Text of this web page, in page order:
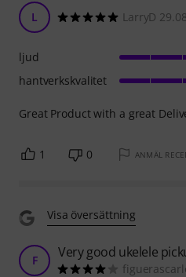
L LarryD
Great Product with a great
ljud
hantverkskvalitet
1 0 ANMÄL
Visa översättning
F Very good ukelele